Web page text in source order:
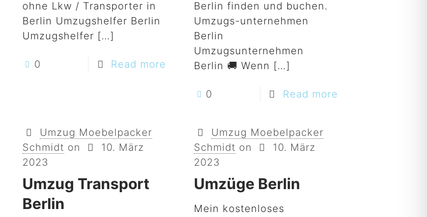
ohne Lkw / Transporter in
Berlin Umzugshelfer Berlin
Umzugshelfer […]
0 Read more
Berlin finden und buchen.
Umzugs-unternehmen
Berlin
Umzugsunternehmen
Berlin 🚚 Wenn […]
0 Read more
Umzug Moebelpacker
Schmidt on
10. März
2023
Umzug Transport
Berlin
Umzug Moebelpacker
Schmidt on
10. März
2023
Umzüge Berlin
Mein kostenloses